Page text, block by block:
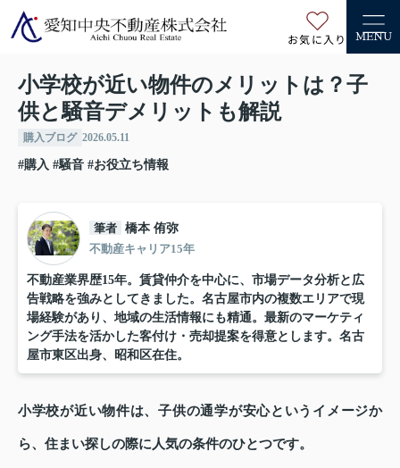
お気に入り MENU
小学校が近い物件のメリットは？子
供と騒音デメリットも解説
購入ブログ 2026.05.11
#購入 #騒音 #お役立ち情報
筆者 橋本 侑弥
不動産キャリア15年
不動産業界歴15年。賃貸仲介を中心に、市場データ分析と広
告戦略を強みとしてきました。名古屋市内の複数エリアで現
場経験があり、地域の生活情報にも精通。最新のマーケティ
ング手法を活かした客付け・売却提案を得意とします。名古
屋市東区出身、昭和区在住。
小学校が近い物件は、子供の通学が安心というイメージか
ら、住まい探しの際に人気の条件のひとつです。